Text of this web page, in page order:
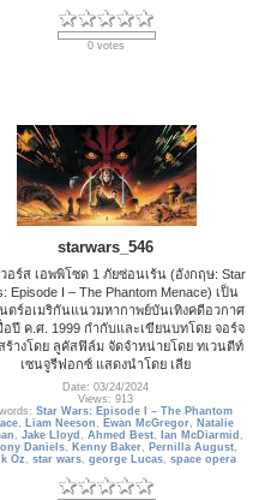
0 votes
starwars_546
อร์ส เอพพิโซด 1 ภัยซ่อนเร้น (อังกฤษ: Star
Episode I – The Phantom Menace) เป็น
ตร์อเมริกันแนวมหากาพย์บันเทิงคดีอวกาศ
อปี ค.ศ. 1999 กำกับและเขียนบทโดย จอร์จ
ร้างโดย ลูคัสฟิล์ม จัดจำหน่ายโดย ทเวนตีท์
เซนจูรีฟอกซ์ แสดงนำโดย เลีย
Date: 03/24/2024
Views: 913
Star Wars: Episode I – The Phantom
, Liam Neeson , Ewan McGregor, Natalie
, Jake Lloyd , Ahmed Best, Ian McDiarmid ,
Daniels, Kenny Baker, Pernilla August,
Oz , star wars, george Lucas, space opera